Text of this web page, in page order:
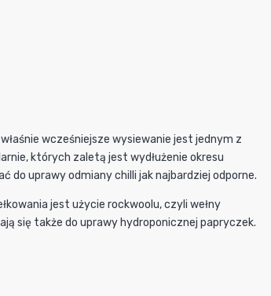
wcześniejsze wysiewanie jest jednym z
których zaletą jest wydłużenie okresu
uprawy odmiany chilli jak najbardziej odporne.
jest użycie rockwoolu, czyli wełny
się także do uprawy hydroponicznej papryczek.